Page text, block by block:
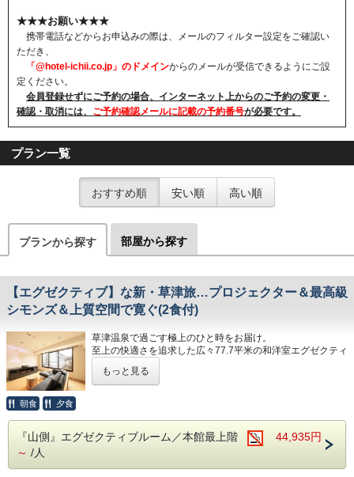
★★★お願い★★★
携帯電話などからお申込みの際は、メールのフィルター設定をご確認い
ただき、
「@hotel-ichii.co.jp」のドメインからのメールが受信できるようにご設
定ください。
会員登録せずにご予約の場合、インターネット上からのご予約の変更・
確認・取消には、 ご予約確認メールに記載の予約番号が必要です。
プラン一覧
おすすめ順 安い順 高い順
プランから探す 部屋から探す
【エグゼクティブ】な新・草津旅…プロジェクター＆最高級
シモンズ＆上質空間で寛ぐ(2食付)
草津温泉で過ごす極上のひと時をお届け。
至上の快適さを追求した広々77.7平米の和洋室エグゼクティ
台、プロジェクター、ソファー、ネスプレッソマシン完備の
インナーテラス風ルーム、和室には座椅子を設置。快適な滞
・ご滞在を彩る色浴衣利用可（男女問わずお子様～大人の
・ネスプレッソマシンを完備。お部屋で優雅なコーヒータイ
もっと見る
朝食 夕食
『山側』エグゼクティブルーム／本館最上階
44,935円
～ /人